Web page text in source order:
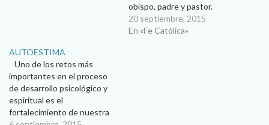
obispo, padre y pastor.
Seguimos retomando los
temas al lado del Papa
20 septiembre, 2015
En «Fe Católica»
AUTOESTIMA
Uno de los retos más
importantes en el proceso
de desarrollo psicológico y
espiritual es el
fortalecimiento de nuestra